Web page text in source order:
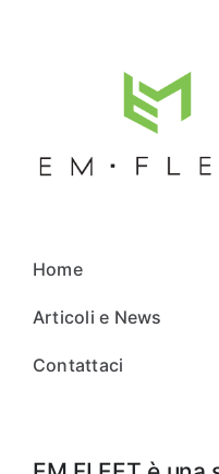
Home
Articoli e News
Contattaci